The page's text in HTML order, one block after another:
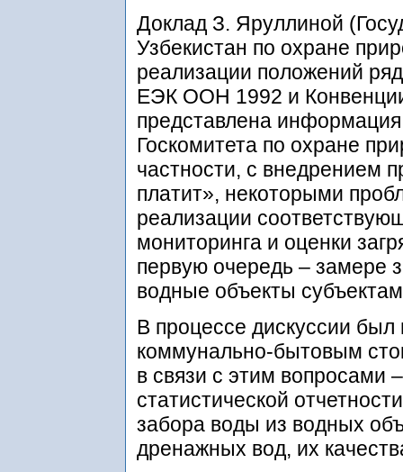
Доклад З. Яруллиной
Узбекистан по охране
реализации положений
ЕЭК ООН 1992 и
представлена
Госкомитета по охране
частности, с внедрением
платит», некоторыми
реализации
мониторинга и оценки
первую очередь – замере
водные объекты
В процессе дискуссии
коммунально-бытовым
в связи с этим вопросами
статистической
забора воды из водных
дренажных вод, их